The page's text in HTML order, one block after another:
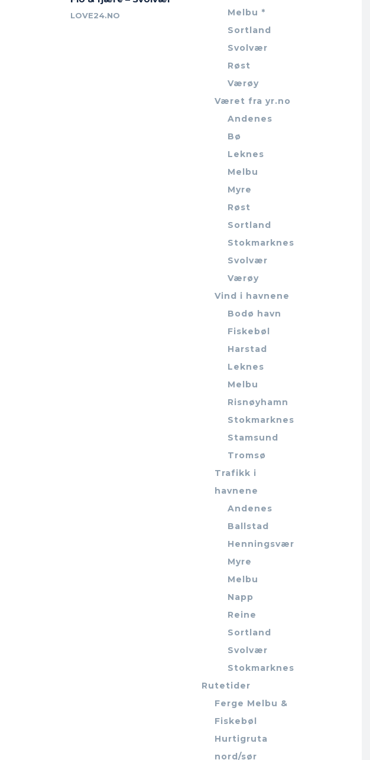
LOVE24.NO
Melbu *
Sortland
Svolvær
Røst
Værøy
Været fra yr.no
Andenes
Bø
Leknes
Melbu
Myre
Røst
Sortland
Stokmarknes
Svolvær
Værøy
Vind i havnene
Bodø havn
Fiskebøl
Harstad
Leknes
Melbu
Risnøyhamn
Stokmarknes
Stamsund
Tromsø
Trafikk i
havnene
Andenes
Ballstad
Henningsvær
Myre
Melbu
Napp
Reine
Sortland
Svolvær
Stokmarknes
Rutetider
Ferge Melbu &
Fiskebøl
Hurtigruta
nord/sør